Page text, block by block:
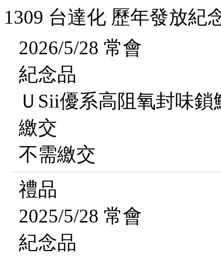
1309 台達化 歷年發放紀
2026/5/28 常會
紀念品
ＵSii優系高阻氧封味鎖
繳交
不需繳交
禮品
2025/5/28 常會
紀念品